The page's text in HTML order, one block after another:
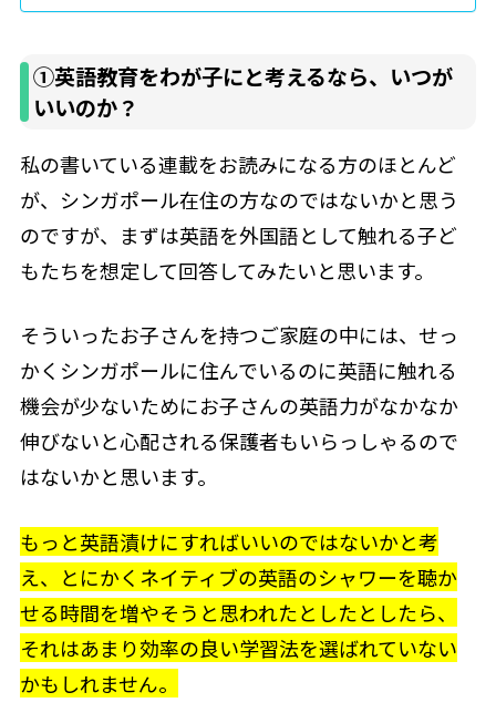
①英語教育をわが子にと考えるなら、いつが
いいのか？
私の書いている連載をお読みになる方のほとんど
が、シンガポール在住の方なのではないかと思う
のですが、まずは英語を外国語として触れる子ど
もたちを想定して回答してみたいと思います。
そういったお子さんを持つご家庭の中には、せっ
かくシンガポールに住んでいるのに英語に触れる
機会が少ないためにお子さんの英語力がなかなか
伸びないと心配される保護者もいらっしゃるので
はないかと思います。
もっと英語漬けにすればいいのではないかと考
え、とにかくネイティブの英語のシャワーを聴か
せる時間を増やそうと思われたとしたとしたら、
それはあまり効率の良い学習法を選ばれていない
かもしれません。